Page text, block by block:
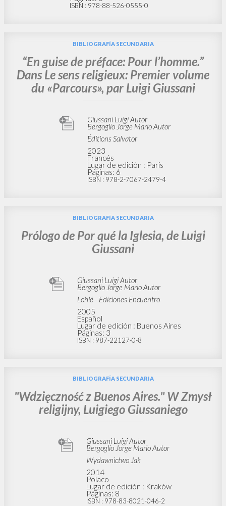
ISBN : 978-88-526-0555-0
BIBLIOGRAFÍA SECUNDARIA
“En guise de préface: Pour l’homme.”
Dans Le sens religieux: Premier volume
du «Parcours», par Luigi Giussani
Giussani Luigi Autor
Bergoglio Jorge Mario Autor
Éditions Salvator
2023
Francés
Lugar de edición : Paris
Páginas: 6
ISBN : 978-2-7067-2479-4
BIBLIOGRAFÍA SECUNDARIA
Prólogo de Por qué la Iglesia, de Luigi
Giussani
Giussani Luigi Autor
Bergoglio Jorge Mario Autor
Lohlé - Ediciones Encuentro
2005
Español
Lugar de edición : Buenos Aires
Páginas: 3
ISBN : 987-22127-0-8
BIBLIOGRAFÍA SECUNDARIA
"Wdzięczność z Buenos Aires." W Zmysł
religijny, Luigiego Giussaniego
Giussani Luigi Autor
Bergoglio Jorge Mario Autor
Wydawnictwo Jak
2014
Polaco
Lugar de edición : Kraków
Páginas: 8
ISBN : 978-83-8021-046-2